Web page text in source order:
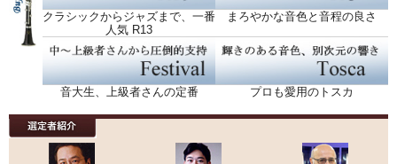
クラシックからジャズまで、一番
人気 R13
まろやかな音色と音程の良さ
音大生、上級者さんの定番 プロも愛用のトスカ